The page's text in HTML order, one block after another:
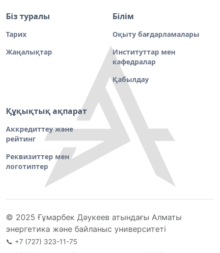
Біз туралы
Тарих
Жаңалықтар
Білім
Оқыту бағдарламалары
Институттар мен
кафедралар
Қабылдау
Құқықтық ақпарат
Аккредиттеу және
рейтинг
Реквизиттер мен
логотиптер
© 2025 Ғұмарбек Дәукеев атындағы Алматы
энергетика және байланыс университеті
📞 +7 (727) 323-11-75